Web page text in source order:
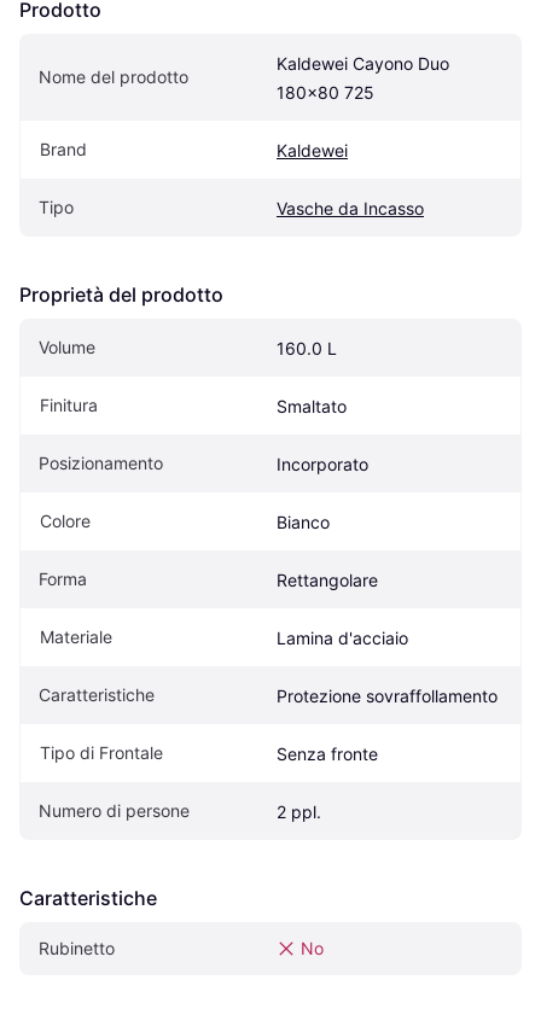
Prodotto
Nome del prodotto
Kaldewei Cayono Duo
180x80 725
Brand Kaldewei
Tipo Vasche da Incasso
Proprietà del prodotto
Volume 160.0 L
Finitura Smaltato
Posizionamento Incorporato
Colore Bianco
Forma Rettangolare
Materiale Lamina d'acciaio
Caratteristiche Protezione sovraffollamento
Tipo di Frontale Senza fronte
Numero di persone 2 ppl.
Caratteristiche
Rubinetto No